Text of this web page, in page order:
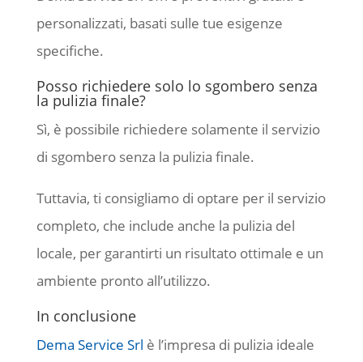
personalizzati, basati sulle tue esigenze
specifiche.
Posso richiedere solo lo sgombero senza
la pulizia finale?
Sì, è possibile richiedere solamente il servizio
di sgombero senza la pulizia finale.
Tuttavia, ti consigliamo di optare per il servizio
completo, che include anche la pulizia del
locale, per garantirti un risultato ottimale e un
ambiente pronto all’utilizzo.
In conclusione
Dema Service Srl è l’impresa di pulizia ideale